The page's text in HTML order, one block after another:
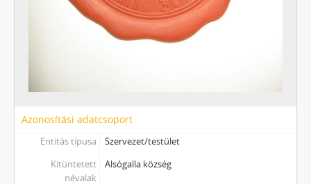
Azonosítási adatcsoport
Entitás típusa
Szervezet/testület
Kitüntetett
névalak
Alsógalla község